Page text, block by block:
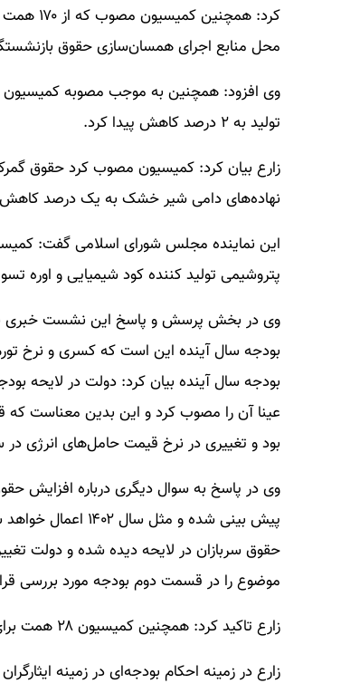
کرد:
محل منابع اجرای همسان‌سازی حقوق
وی افزود: همچنین به موجب مصوبه کمیسیون
تولید به ۲ درصد کاهش پیدا کرد.
زارع بیان کرد: کمیسیون مصوب کرد حقوق
نهاده‌های دامی شیر خشک به یک درصد کاهش
این نماینده مجلس شورای اسلامی گفت:
پتروشیمی تولید کننده کود شیمیایی و اوره
وی در بخش پرسش و پاسخ این نشست خبری با
بودجه سال آینده این است که کسری و نرخ
بودجه سال آینده بیان کرد: دولت در لایحه
بود و تغییری در نرخ قیمت حامل‌های انرژی
وی در پاسخ به سوال دیگری درباره افزایش
پیش بینی شده و
حقوق سربازان در لایحه دیده شده و دولت
موضوع را در قسمت دوم بودجه مورد بررسی
زارع تاکید کرد: همچنین کمیسیون ۲۸ همت برای موضوع فرهنگ و توانمندی سازی زنان منابع پیش بینی کرد.
زارع در زمینه احکام بودجه‌ای در زمینه